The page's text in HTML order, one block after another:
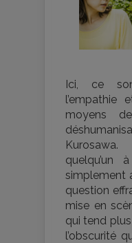
Ici, ce
l’empathie
moyens
quelqu’un
simplement
question
mise en
qui tend
l’obscurité